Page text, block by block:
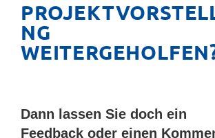
NG
Dann lassen Sie doch ein
Feedback oder einen